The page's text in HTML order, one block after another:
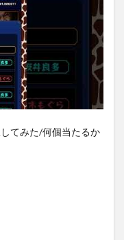
てみた/何個当たるか